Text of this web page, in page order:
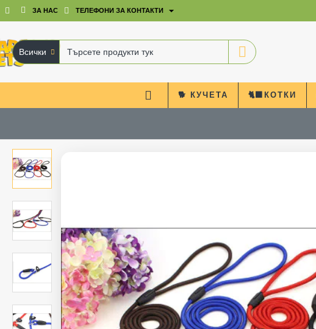
ЗА НАС ТЕЛЕФОНИ ЗА КОНТАКТИ
Всички
Търсете
продукти
тук
🐕 КУЧЕТА 🐈‍⬛КОТКИ